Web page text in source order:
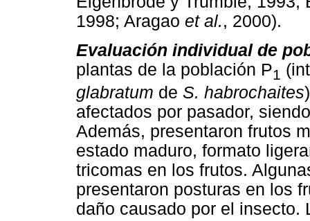
1998; Aragao et al., 2000).
Evaluación individual de
plantas de la población P1
glabratum de S. habrochaites
afectados por pasador,
Además, presentaron frutos
estado maduro, formato
tricomas en los frutos.
presentaron posturas en los
daño causado por el insecto.